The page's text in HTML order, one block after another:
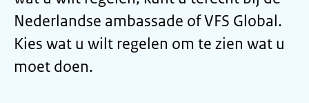
Nederlandse ambassade of VFS Global.
Kies wat u wilt regelen om te zien wat u
moet doen.